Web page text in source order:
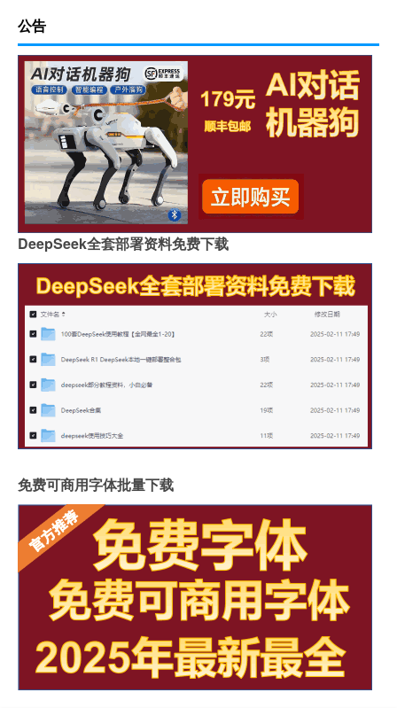
公告
DeepSeek全套部署资料免费下载
免费可商用字体批量下载